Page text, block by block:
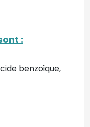
:
benzoïque,